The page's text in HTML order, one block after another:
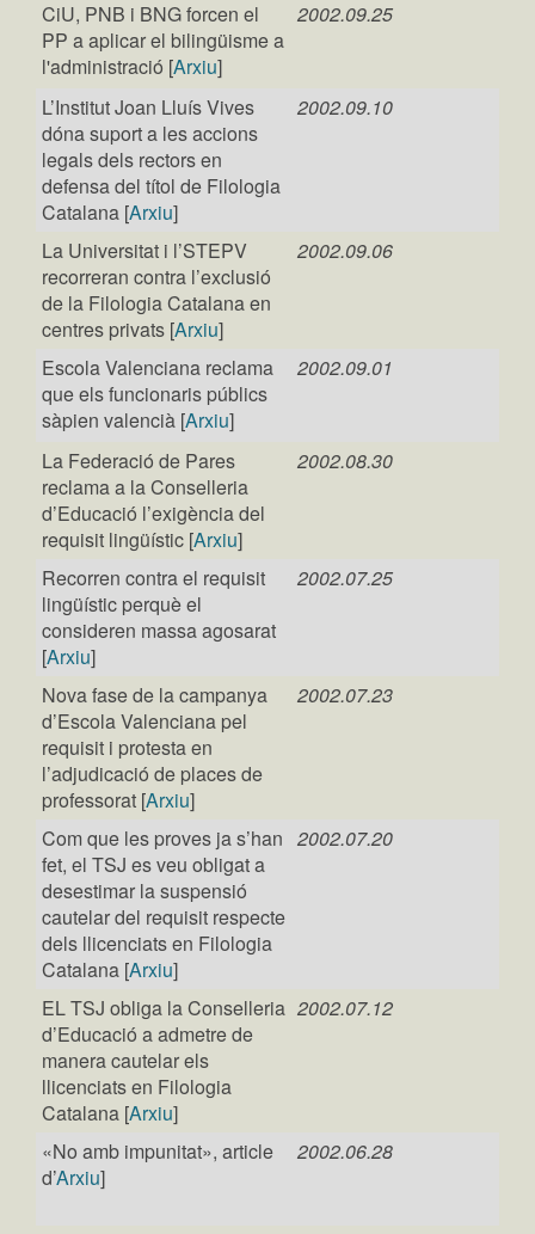
CiU, PNB i BNG forcen el
PP a aplicar el bilingüisme a
l'administració [Arxiu]
2002.09.25
L’Institut Joan Lluís Vives
dóna suport a les accions
legals dels rectors en
defensa del títol de Filologia
Catalana [Arxiu]
2002.09.10
La Universitat i l’STEPV
recorreran contra l’exclusió
de la Filologia Catalana en
centres privats [Arxiu]
2002.09.06
Escola Valenciana reclama
que els funcionaris públics
sàpien valencià [Arxiu]
2002.09.01
La Federació de Pares
reclama a la Conselleria
d’Educació l’exigència del
requisit lingüístic [Arxiu]
2002.08.30
Recorren contra el requisit
lingüístic perquè el
consideren massa agosarat
[Arxiu]
2002.07.25
Nova fase de la campanya
d’Escola Valenciana pel
requisit i protesta en
l’adjudicació de places de
professorat [Arxiu]
2002.07.23
Com que les proves ja s’han
fet, el TSJ es veu obligat a
desestimar la suspensió
cautelar del requisit respecte
dels llicenciats en Filologia
Catalana [Arxiu]
2002.07.20
EL TSJ obliga la Conselleria
d’Educació a admetre de
manera cautelar els
llicenciats en Filologia
Catalana [Arxiu]
2002.07.12
«No amb impunitat», article
d’Arxiu]
2002.06.28